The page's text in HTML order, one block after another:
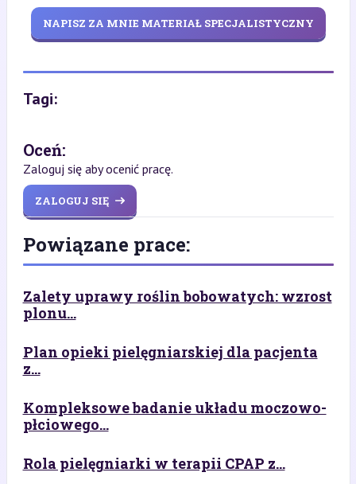
NAPISZ ZA MNIE MATERIAŁ SPECJALISTYCZNY
Tagi:
Oceń:
Zaloguj się aby ocenić pracę.
ZALOGUJ SIĘ
Powiązane prace:
Zalety uprawy roślin bobowatych: wzrost
plonu...
Plan opieki pielęgniarskiej dla pacjenta
z...
Kompleksowe badanie układu moczowo-
płciowego...
Rola pielęgniarki w terapii CPAP z...